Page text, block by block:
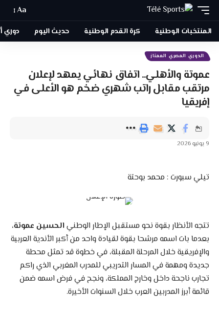
Aa
المنتخبات الوطنية كرة القدم الوطنية حديث اليوم دوري
الدوري المصري الممتاز
عموتة والأهلي.. اتفاق نهائي يمهد لإعلان
مرتقب مقابل راتب شهري ضخم هو الأعلى في
إفريقيا
تيلي سبورت : محمد بوحتة
تتجه الأنظار بقوة نحو مستقبل الإطار الوطنيالحسين عموتة،
بعدما بات اسمه مرشحا بقوة لقيادة واحد من أكبر الأندية العربية
والإفريقية خلال المرحلة المقبلة، في خطوة قد تمثل محطة
جديدة ومهمة في المسار التدريبي للمدرب المغربي الذي راكم
تجارب ناجحة داخل وخارج المملكة، ونجح في فرض اسمه ضمن
قائمة أبرز المدربين العرب خلال السنوات الأخيرة.